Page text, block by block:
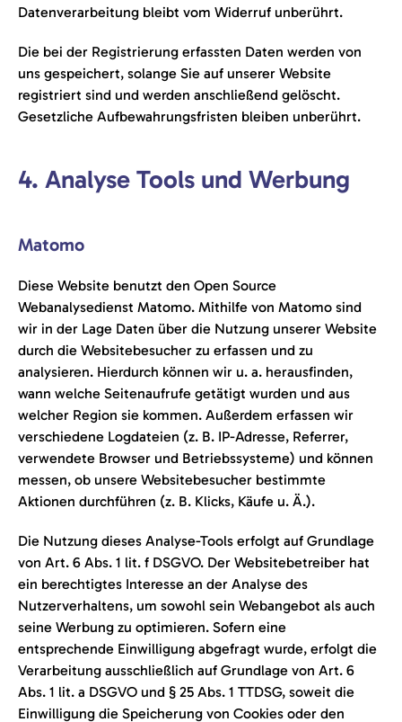
Datenverarbeitung bleibt vom Widerruf unberührt.
Die bei der Registrierung erfassten Daten werden von
uns gespeichert, solange Sie auf unserer Website
registriert sind und werden anschließend gelöscht.
Gesetzliche Aufbewahrungsfristen bleiben unberührt.
4. Analyse Tools und Werbung
Matomo
Diese Website benutzt den Open Source
Webanalysedienst Matomo. Mithilfe von Matomo sind
wir in der Lage Daten über die Nutzung unserer Website
durch die Websitebesucher zu erfassen und zu
analysieren. Hierdurch können wir u. a. herausfinden,
wann welche Seitenaufrufe getätigt wurden und aus
welcher Region sie kommen. Außerdem erfassen wir
verschiedene Logdateien (z. B. IP-Adresse, Referrer,
verwendete Browser und Betriebssysteme) und können
messen, ob unsere Websitebesucher bestimmte
Aktionen durchführen (z. B. Klicks, Käufe u. Ä.).
Die Nutzung dieses Analyse-Tools erfolgt auf Grundlage
von Art. 6 Abs. 1 lit. f DSGVO. Der Websitebetreiber hat
ein berechtigtes Interesse an der Analyse des
Nutzerverhaltens, um sowohl sein Webangebot als auch
seine Werbung zu optimieren. Sofern eine
entsprechende Einwilligung abgefragt wurde, erfolgt die
Verarbeitung ausschließlich auf Grundlage von Art. 6
Abs. 1 lit. a DSGVO und § 25 Abs. 1 TTDSG, soweit die
Einwilligung die Speicherung von Cookies oder den